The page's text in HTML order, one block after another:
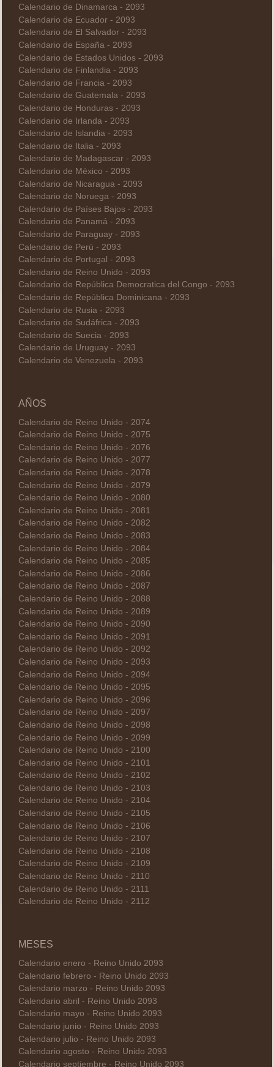
Calendario de Dinamarca - 2093
Calendario de Ecuador - 2093
Calendario de El Salvador - 2093
Calendario de España - 2093
Calendario de Estados Unidos - 2093
Calendario de Finlandia - 2093
Calendario de Francia - 2093
Calendario de Guatemala - 2093
Calendario de Honduras - 2093
Calendario de Irlanda - 2093
Calendario de Islandia - 2093
Calendario de Italia - 2093
Calendario de Madagascar - 2093
Calendario de México - 2093
Calendario de Nicaragua - 2093
Calendario de Noruega - 2093
Calendario de Países Bajos - 2093
Calendario de Panamá - 2093
Calendario de Paraguay - 2093
Calendario de Perú - 2093
Calendario de Portugal - 2093
Calendario de Reino Unido - 2093
Calendario de República Democratica del Congo - 2093
Calendario de República Dominicana - 2093
Calendario de Rusia - 2093
Calendario de Sudáfrica - 2093
Calendario de Suecia - 2093
Calendario de Uruguay - 2093
Calendario de Venezuela - 2093
AÑOS
Calendario de Reino Unido - 2074
Calendario de Reino Unido - 2075
Calendario de Reino Unido - 2076
Calendario de Reino Unido - 2077
Calendario de Reino Unido - 2078
Calendario de Reino Unido - 2079
Calendario de Reino Unido - 2080
Calendario de Reino Unido - 2081
Calendario de Reino Unido - 2082
Calendario de Reino Unido - 2083
Calendario de Reino Unido - 2084
Calendario de Reino Unido - 2085
Calendario de Reino Unido - 2086
Calendario de Reino Unido - 2087
Calendario de Reino Unido - 2088
Calendario de Reino Unido - 2089
Calendario de Reino Unido - 2090
Calendario de Reino Unido - 2091
Calendario de Reino Unido - 2092
Calendario de Reino Unido - 2093
Calendario de Reino Unido - 2094
Calendario de Reino Unido - 2095
Calendario de Reino Unido - 2096
Calendario de Reino Unido - 2097
Calendario de Reino Unido - 2098
Calendario de Reino Unido - 2099
Calendario de Reino Unido - 2100
Calendario de Reino Unido - 2101
Calendario de Reino Unido - 2102
Calendario de Reino Unido - 2103
Calendario de Reino Unido - 2104
Calendario de Reino Unido - 2105
Calendario de Reino Unido - 2106
Calendario de Reino Unido - 2107
Calendario de Reino Unido - 2108
Calendario de Reino Unido - 2109
Calendario de Reino Unido - 2110
Calendario de Reino Unido - 2111
Calendario de Reino Unido - 2112
MESES
Calendario enero - Reino Unido 2093
Calendario febrero - Reino Unido 2093
Calendario marzo - Reino Unido 2093
Calendario abril - Reino Unido 2093
Calendario mayo - Reino Unido 2093
Calendario junio - Reino Unido 2093
Calendario julio - Reino Unido 2093
Calendario agosto - Reino Unido 2093
Calendario septiembre - Reino Unido 2093